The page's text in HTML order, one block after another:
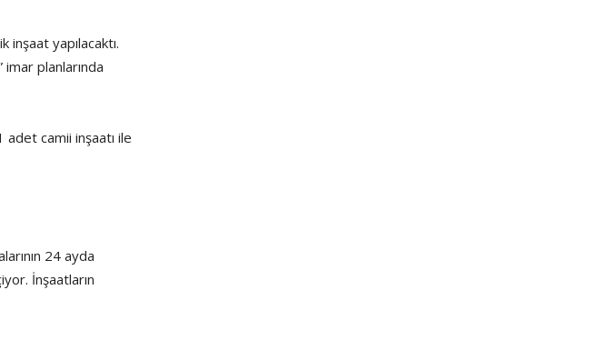
yapılacaktı.
imar planlarında
camii inşaatı ile
24 ayda
İnşaatların